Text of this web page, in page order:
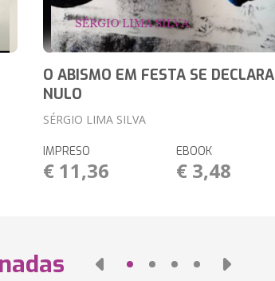
O ABISMO EM FESTA SE DECLARA
NULO
SÉRGIO LIMA SILVA
IMPRESO
€ 11,36
EBOOK
€ 3,48